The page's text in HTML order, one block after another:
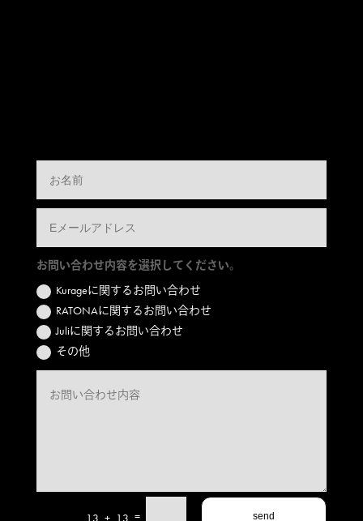
お問い合わせ内容を選択してください。
Kurageに関するお問い合わせ
RATONAに関するお問い合わせ
Juliに関するお問い合わせ
その他
13 + 13 = send